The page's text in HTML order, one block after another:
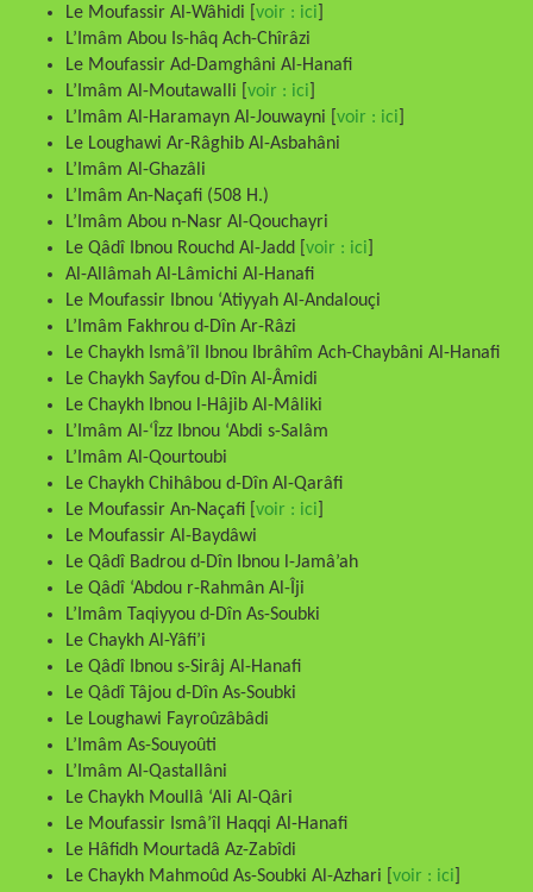
Le Moufassir Al-Wâhidi [ voir : ici
L’Imâm Abou Is-hâq Ach-Chîrâzi
Le Moufassir Ad-Damghâni Al-Hanafi
L’Imâm Al-Moutawalli [ voir : ici
L’Imâm Al-Haramayn Al-Jouwayni [ voir : ici
Le Loughawi Ar-Râghib Al-Asbahâni
L’Imâm Al-Ghazâli
L’Imâm An-Naçafi (508 H.)
L’Imâm Abou n-Nasr Al-Qouchayri
Le Qâdî Ibnou Rouchd Al-Jadd [ voir : ici
Al-Allâmah Al-Lâmichi Al-Hanafi
Le Moufassir Ibnou ‘Atiyyah Al-Andalouçi
L’Imâm Fakhrou d-Dîn Ar-Râzi
Le Chaykh Ismâ’îl Ibnou Ibrâhîm Ach-Chaybâni Al-Hanafi
Le Chaykh Sayfou d-Dîn Al-Âmidi
Le Chaykh Ibnou l-Hâjib Al-Mâliki
L’Imâm Al-‘Îzz Ibnou ‘Abdi s-Salâm
L’Imâm Al-Qourtoubi
Le Chaykh Chihâbou d-Dîn Al-Qarâfi
Le Moufassir An-Naçafi [ voir : ici
Le Moufassir Al-Baydâwi
Le Qâdî Badrou d-Dîn Ibnou l-Jamâ’ah
Le Qâdî ‘Abdou r-Rahmân Al-Îji
L’Imâm Taqiyyou d-Dîn As-Soubki
Le Chaykh Al-Yâfi’i
Le Qâdî Ibnou s-Sirâj Al-Hanafi
Le Qâdî Tâjou d-Dîn As-Soubki
Le Loughawi Fayroûzâbâdi
L’Imâm As-Souyoûti
L’Imâm Al-Qastallâni
Le Chaykh Moullâ ‘Ali Al-Qâri
Le Moufassir Ismâ’îl Haqqi Al-Hanafi
Le Hâfidh Mourtadâ Az-Zabîdi
Le Chaykh Mahmoûd As-Soubki Al-Azhari [ voir : ici